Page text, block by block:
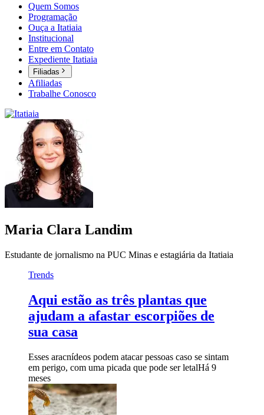
Quem Somos
Programação
Ouça a Itatiaia
Institucional
Entre em Contato
Expediente Itatiaia
Filiadas
Afiliadas
Trabalhe Conosco
Maria Clara Landim
Estudante de jornalismo na PUC Minas e estagiária da Itatiaia
Trends
Aqui estão as três plantas que
ajudam a afastar escorpiões de
sua casa
Esses aracnídeos podem atacar pessoas caso se sintam
em perigo, com uma picada que pode ser letalHá 9
meses